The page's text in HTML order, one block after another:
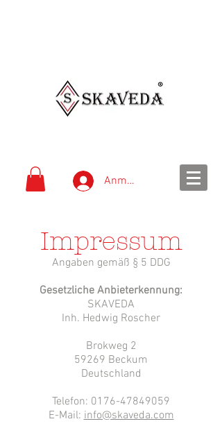
Anmelden
Impressum
Angaben gemäß § 5 DDG
Gesetzliche Anbieterkennung:
SKAVEDA
Inh. Hedwig Roscher
Brokweg 2
59269 Beckum
Deutschland
Telefon: 0176-47849059
E-Mail: info@skaveda.com